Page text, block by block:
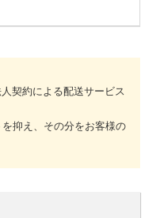
契約による配送サービス
抑え、その分をお客様の